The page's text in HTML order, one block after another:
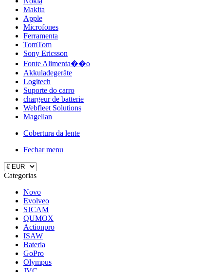
Makita
Apple
Microfones
Ferramenta
TomTom
Sony Ericsson
Fonte Alimenta��o
Akkuladegeräte
Logitech
Suporte do carro
chargeur de batterie
Webfleet Solutions
Magellan
Cobertura da lente
Fechar menu
Categorias
Novo
Evolveo
SJCAM
QUMOX
Actionpro
ISAW
Bateria
GoPro
Olympus